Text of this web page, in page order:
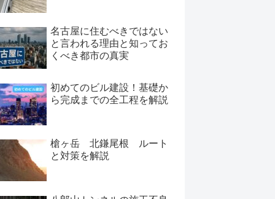
名古屋に住むべきではない
と言われる理由と知ってお
くべき都市の真実
初めてのビル建設！基礎か
ら完成までの全工程を解説
槍ヶ岳 北鎌尾根 ルート
と対策を解説